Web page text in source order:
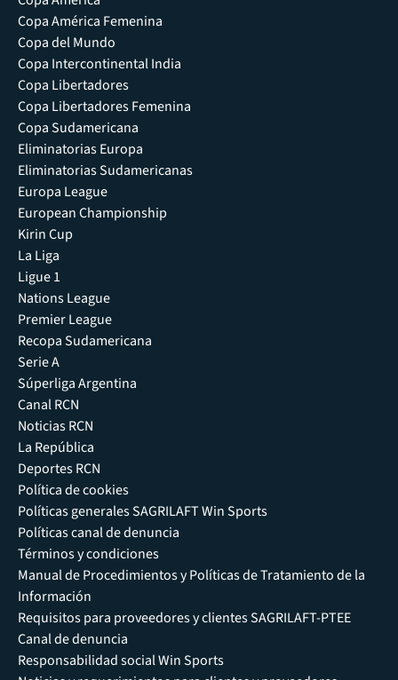
Copa América Femenina
Copa del Mundo
Copa Intercontinental India
Copa Libertadores
Copa Libertadores Femenina
Copa Sudamericana
Eliminatorias Europa
Eliminatorias Sudamericanas
Europa League
European Championship
Kirin Cup
La Liga
Ligue 1
Nations League
Premier League
Recopa Sudamericana
Serie A
Súperliga Argentina
Canal RCN
Noticias RCN
La República
Deportes RCN
Política de cookies
Políticas generales SAGRILAFT Win Sports
Políticas canal de denuncia
Términos y condiciones
Manual de Procedimientos y Políticas de Tratamiento de la
Información
Requisitos para proveedores y clientes SAGRILAFT-PTEE
Canal de denuncia
Responsabilidad social Win Sports